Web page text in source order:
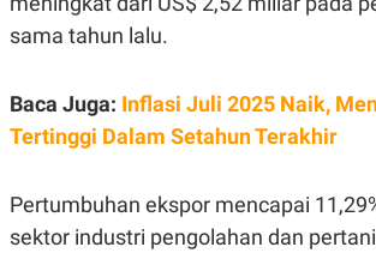
A
E
E
S
I
G
G
A
E
R
J
sama tahun lalu.
Baca Juga: Inflasi Juli 2025 Naik,
Tertinggi Dalam Setahun Terakhir
Pertumbuhan ekspor mencapai
sektor industri pengolahan dan